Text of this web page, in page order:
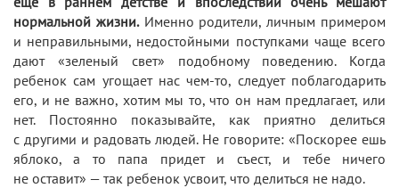
нормальной жизни.Именно родители, личным примером
и неправильными, недостойными поступками чаще всего
дают «зеленый свет» подобному поведению. Когда
ребенок сам угощает нас чем-то, следует поблагодарить
его, и не важно, хотим мы то, что он нам предлагает, или
нет. Постоянно показывайте, как приятно делиться
с другими и радовать людей. Не говорите: «Поскорее ешь
яблоко, а то папа придет и съест, и тебе ничего
не оставит» — так ребенок усвоит, что делиться не надо.